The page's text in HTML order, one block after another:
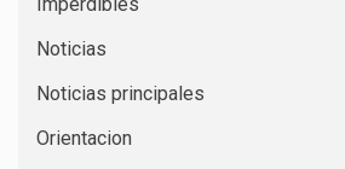
Imperdibles
Noticias
Noticias principales
Orientacion